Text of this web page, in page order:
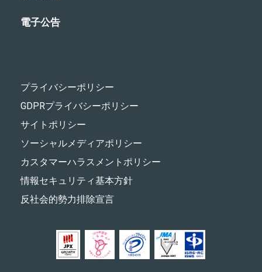
電子公告
プライバシーポリシー
GDPRプライバシーポリシー
サイトポリシー
ソーシャルメディアポリシー
カスタマーハラスメントポリシー
情報セキュリティ基本方針
反社会的勢力排除宣言